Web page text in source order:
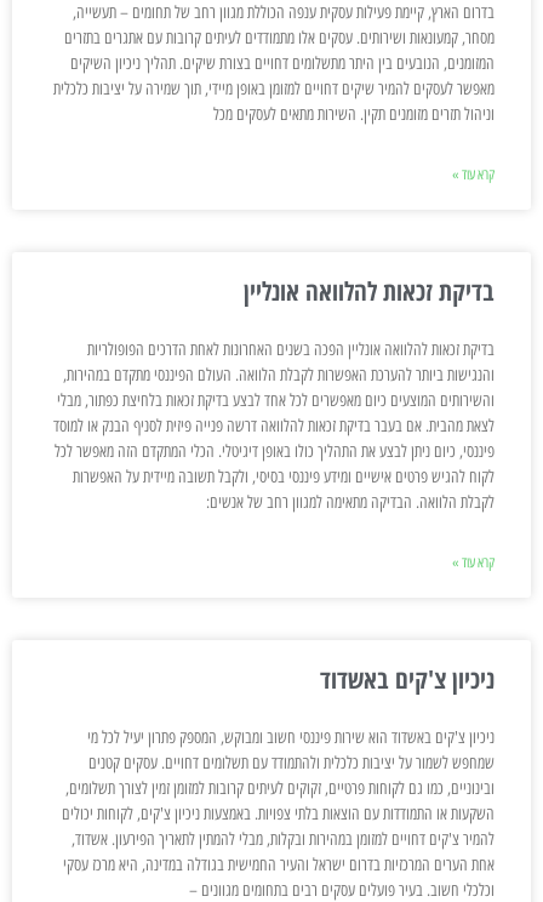
בדרום הארץ, קיימת פעילות עסקית ענפה הכוללת מגוון רחב של תחומים – תעשייה,
מסחר, קמעונאות ושירותים. עסקים אלו מתמודדים לעיתים קרובות עם אתגרים בתזרים
המזומנים, הנובעים בין היתר מתשלומים דחויים בצורת שיקים. תהליך ניכיון השיקים
מאפשר לעסקים להמיר שיקים דחויים למזומן באופן מיידי, תוך שמירה על יציבות כלכלית
וניהול תזרים מזומנים תקין. השירות מתאים לעסקים מכל
קרא עוד »
בדיקת זכאות להלוואה אונליין
בדיקת זכאות להלוואה אונליין הפכה בשנים האחרונות לאחת הדרכים הפופולריות
והנגישות ביותר להערכת האפשרות לקבלת הלוואה. העולם הפיננסי מתקדם במהירות,
והשירותים המוצעים כיום מאפשרים לכל אחד לבצע בדיקת זכאות בלחיצת כפתור, מבלי
לצאת מהבית. אם בעבר בדיקת זכאות להלוואה דרשה פנייה פיזית לסניף הבנק או למוסד
פיננסי, כיום ניתן לבצע את התהליך כולו באופן דיגיטלי. הכלי המתקדם הזה מאפשר לכל
לקוח להגיש פרטים אישיים ומידע פיננסי בסיסי, ולקבל תשובה מיידית על האפשרות
לקבלת הלוואה. הבדיקה מתאימה למגוון רחב של אנשים:
קרא עוד »
ניכיון צ'קים באשדוד
ניכיון צ'קים באשדוד הוא שירות פיננסי חשוב ומבוקש, המספק פתרון יעיל לכל מי
שמחפש לשמור על יציבות כלכלית ולהתמודד עם תשלומים דחויים. עסקים קטנים
ובינוניים, כמו גם לקוחות פרטיים, זקוקים לעיתים קרובות למזומן זמין לצורך תשלומים,
השקעות או התמודדות עם הוצאות בלתי צפויות. באמצעות ניכיון צ'קים, לקוחות יכולים
להמיר צ'קים דחויים למזומן במהירות ובקלות, מבלי להמתין לתאריך הפירעון. אשדוד,
אחת הערים המרכזיות בדרום ישראל והעיר החמישית בגודלה במדינה, היא מרכז עסקי
וכלכלי חשוב. בעיר פועלים עסקים רבים בתחומים מגוונים –